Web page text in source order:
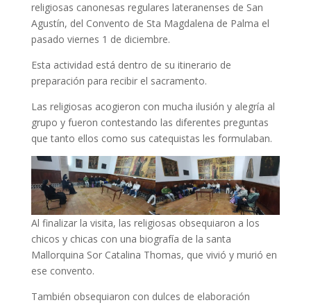
religiosas canonesas regulares lateranenses de San
Agustín, del Convento de Sta Magdalena de Palma el
pasado viernes 1 de diciembre.
Esta actividad está dentro de su itinerario de
preparación para recibir el sacramento.
Las religiosas acogieron con mucha ilusión y alegría al
grupo y fueron contestando las diferentes preguntas
que tanto ellos como sus catequistas les formulaban.
Al finalizar la visita, las religiosas obsequiaron a los
chicos y chicas con una biografía de la santa
Mallorquina Sor Catalina Thomas, que vivió y murió en
ese convento.
También obsequiaron con dulces de elaboración